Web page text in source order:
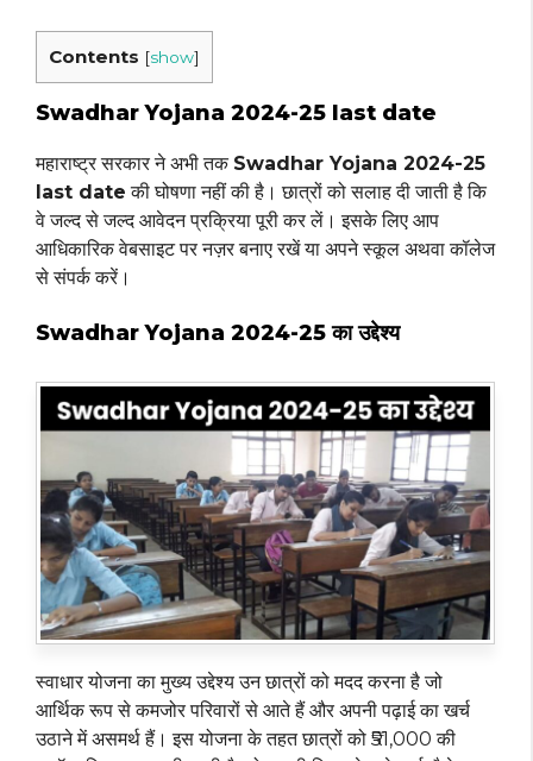
Contents [show]
Swadhar Yojana 2024-25 last date
महाराष्ट्र सरकार ने अभी तक Swadhar Yojana 2024-25
last date की घोषणा नहीं की है। छात्रों को सलाह दी जाती है कि
वे जल्द से जल्द आवेदन प्रक्रिया पूरी कर लें। इसके लिए आप
आधिकारिक वेबसाइट पर नज़र बनाए रखें या अपने स्कूल अथवा कॉलेज
से संपर्क करें।
Swadhar Yojana 2024-25 का उद्देश्य
स्वाधार योजना का मुख्य उद्देश्य उन छात्रों को मदद करना है जो
आर्थिक रूप से कमजोर परिवारों से आते हैं और अपनी पढ़ाई का खर्च
उठाने में असमर्थ हैं। इस योजना के तहत छात्रों को ₹51,000 की